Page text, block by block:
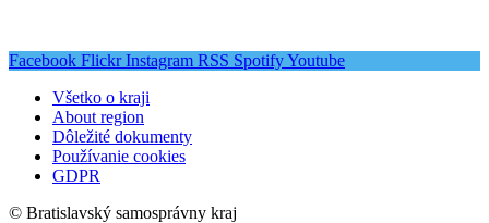
Facebook Flickr Instagram RSS SpotifyYoutube
Všetko o kraji
About region
Dôležité dokumenty
Používanie cookies
GDPR
© Bratislavský samosprávny kraj